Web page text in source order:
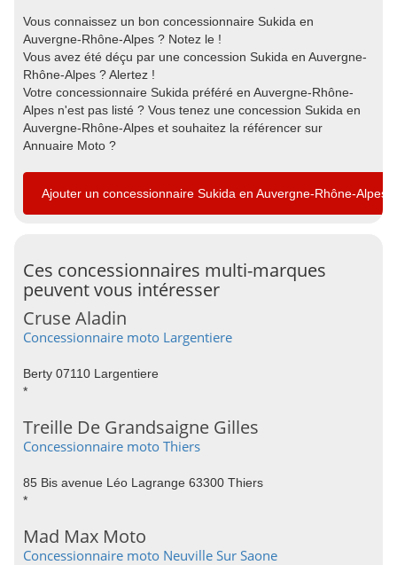
Vous connaissez un bon concessionnaire Sukida en
Auvergne-Rhône-Alpes ? Notez le !
Vous avez été déçu par une concession Sukida en Auvergne-
Rhône-Alpes ? Alertez !
Votre concessionnaire Sukida préféré en Auvergne-Rhône-
Alpes n'est pas listé ? Vous tenez une concession Sukida en
Auvergne-Rhône-Alpes et souhaitez la référencer sur
Annuaire Moto ?
Ajouter un concessionnaire Sukida en Auvergne-Rhône-Alpes
Ces concessionnaires multi-marques
peuvent vous intéresser
Cruse Aladin
Concessionnaire moto Largentiere
Berty 07110 Largentiere
*
Treille De Grandsaigne Gilles
Concessionnaire moto Thiers
85 Bis avenue Léo Lagrange 63300 Thiers
*
Mad Max Moto
Concessionnaire moto Neuville Sur Saone